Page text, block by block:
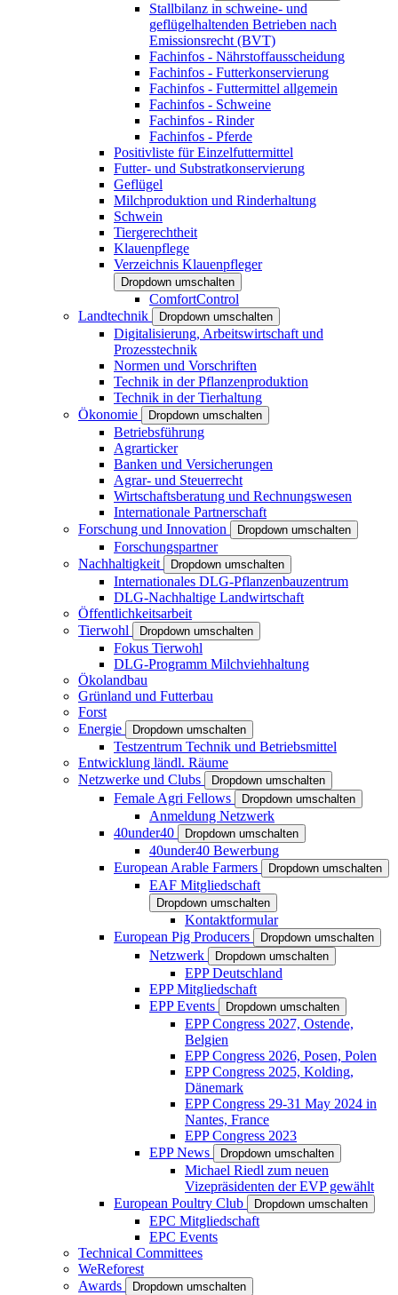
Stallbilanz in schweine- und
geflügelhaltenden Betrieben nach
Emissionsrecht (BVT)
Fachinfos - Nährstoffausscheidung
Fachinfos - Futterkonservierung
Fachinfos - Futtermittel allgemein
Fachinfos - Schweine
Fachinfos - Rinder
Fachinfos - Pferde
Positivliste für Einzelfuttermittel
Futter- und Substratkonservierung
Geflügel
Milchproduktion und Rinderhaltung
Schwein
Tiergerechtheit
Klauenpflege
Verzeichnis Klauenpfleger
Dropdown umschalten
ComfortControl
Landtechnik
Dropdown umschalten
Digitalisierung, Arbeitswirtschaft und
Prozesstechnik
Normen und Vorschriften
Technik in der Pflanzenproduktion
Technik in der Tierhaltung
Ökonomie
Dropdown umschalten
Betriebsführung
Agrarticker
Banken und Versicherungen
Agrar- und Steuerrecht
Wirtschaftsberatung und Rechnungswesen
Internationale Partnerschaft
Forschung und Innovation
Dropdown umschalten
Forschungspartner
Nachhaltigkeit
Dropdown umschalten
Internationales DLG-Pflanzenbauzentrum
DLG-Nachhaltige Landwirtschaft
Öffentlichkeitsarbeit
Tierwohl
Dropdown umschalten
Fokus Tierwohl
DLG-Programm Milchviehhaltung
Ökolandbau
Grünland und Futterbau
Forst
Energie
Dropdown umschalten
Testzentrum Technik und Betriebsmittel
Entwicklung ländl. Räume
Netzwerke und Clubs
Dropdown umschalten
Female Agri Fellows Dropdown umschalten
Anmeldung Netzwerk
40under40
Dropdown umschalten
40under40 Bewerbung
European Arable Farmers
Dropdown umschalten
EAF Mitgliedschaft
Dropdown umschalten
Kontaktformular
European Pig Producers
Dropdown umschalten
Netzwerk Dropdown umschalten
EPP Deutschland
EPP Mitgliedschaft
EPP Events
Dropdown umschalten
EPP Congress 2027, Ostende,
Belgien
EPP Congress 2026, Posen, Polen
EPP Congress 2025, Kolding,
Dänemark
EPP Congress 29-31 May 2024 in
Nantes, France
EPP Congress 2023
EPP News
Dropdown umschalten
Michael Riedl zum neuen
Vizepräsidenten der EVP gewählt
European Poultry Club
Dropdown umschalten
EPC Mitgliedschaft
EPC Events
Technical Committees
WeReforest
Awards
Dropdown umschalten